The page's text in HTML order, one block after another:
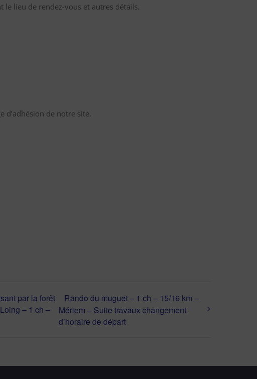
le lieu de rendez-vous et autres détails.
d’adhésion de notre site.
par la forêt
– 1 ch –
Rando du muguet – 1 ch – 15/16 km –
Mériem – Suite travaux changement
d’horaire de départ